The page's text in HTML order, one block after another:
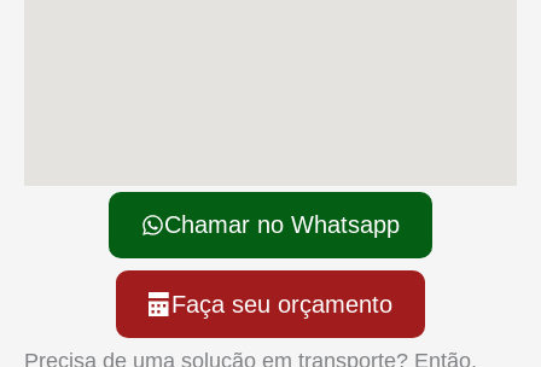
Chamar no Whatsapp
Faça seu orçamento
Precisa de uma solução em transporte? Então,